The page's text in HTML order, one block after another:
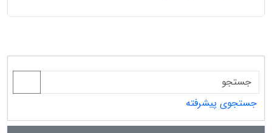
جستجوی پیشرفته